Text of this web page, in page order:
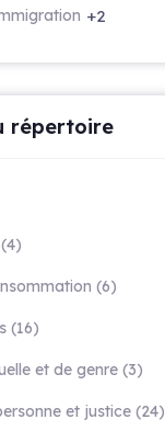
+2
répertoire
(6)
(16)
et de genre (3)
et justice (24)